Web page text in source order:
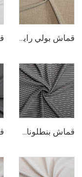
قماش بولي رايون مطاطي للبناطلين
قماش بنطلونات بأسلوب التريكو من مادة TR